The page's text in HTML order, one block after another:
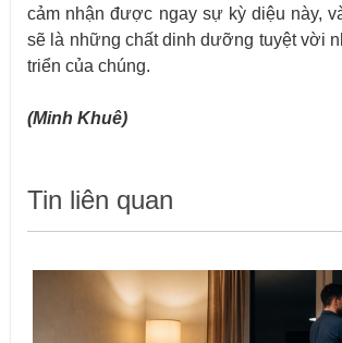
cảm nhận được ngay sự kỳ diệu này,
sẽ là những chất dinh dưỡng tuyệt vời
triển của chúng.
(Minh Khuê)
Tin liên quan